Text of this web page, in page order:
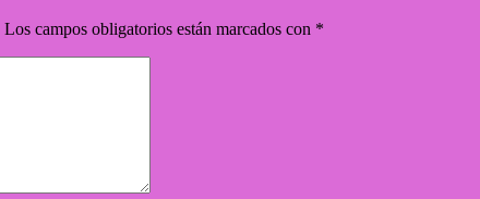
Los campos obligatorios están marcados con *